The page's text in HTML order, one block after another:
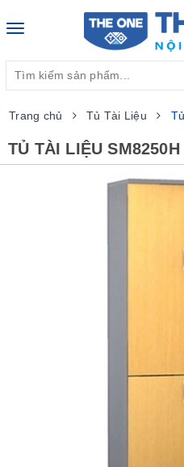
Toggle
Trang chủ Tủ Tài Liệu
TỦ TÀI LIỆU SM8250H